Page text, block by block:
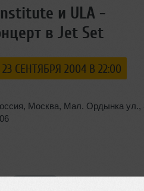
и ULA -
в Jet Set
23 СЕНТЯБРЯ 2004 В 22:00
, Москва, Мал. Ордынка ул.,